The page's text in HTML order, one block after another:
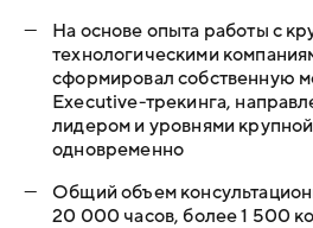
—
На основе опыта работы с
технологическими
сформировал собственную
Executive-трекинга,
лидером и уровнями
одновременно
—
Общий объем
20 000 часов, более 1 500